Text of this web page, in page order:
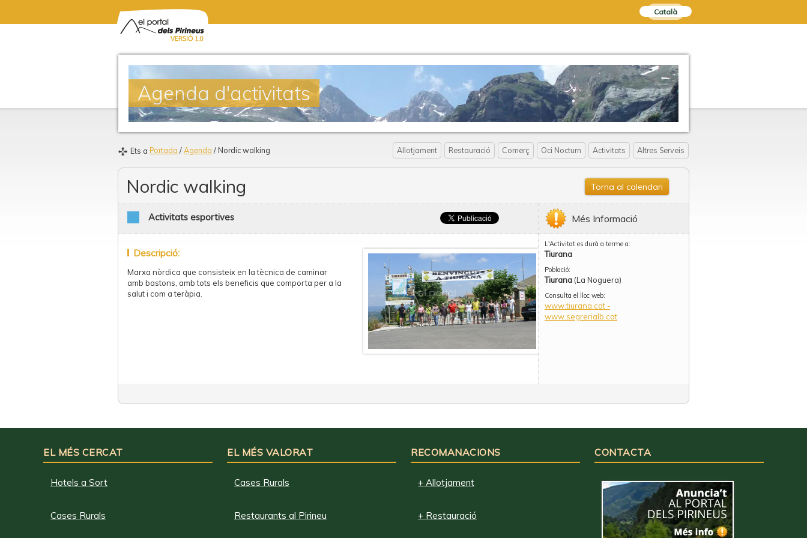
Català
Agenda d'activitats
Ets a Portada / Agenda / Nordic walking Allotjament Restauració Comerç Oci Nocturn Activitats Altres Serveis
Nordic walking Torna al calendari
Activitats esportives
Descripció:
Marxa nòrdica que consisteix en la tècnica de caminar
amb bastons, amb tots els beneficis que comporta per a la
salut i com a teràpia.
Més Informació
L'Activitat es durà a terme a:
Tiurana
Població:
Tiurana (La Noguera)
Consulta el lloc web:
www.tiurana.cat -
www.segrerialb.cat
EL MÉS CERCAT
Hotels a Sort
Cases Rurals
EL MÉS VALORAT
Cases Rurals
Restaurants al Pirineu
RECOMANACIONS
+ Allotjament
+ Restauració
CONTACTA